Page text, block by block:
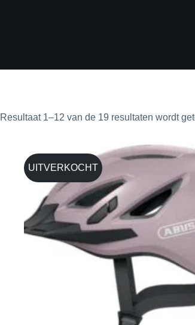
Resultaat 1–12 van de 19 resultaten wordt
UITVERKOCHT